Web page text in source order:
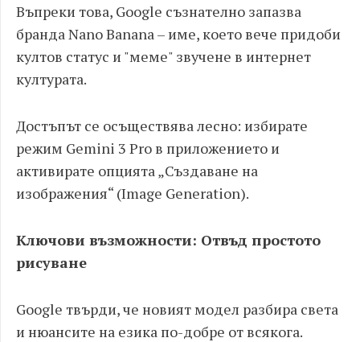
Въпреки това, Google съзнателно запазва
бранда Nano Banana – име, което вече придоби
култов статус и "меме" звучене в интернет
културата.
Достъпът се осъществява лесно: избирате
режим Gemini 3 Pro в приложението и
активирате опцията „Създаване на
изображения“ (Image Generation).
Ключови възможности: Отвъд простото
рисуване
Google твърди, че новият модел разбира света
и нюансите на езика по-добре от всякога.